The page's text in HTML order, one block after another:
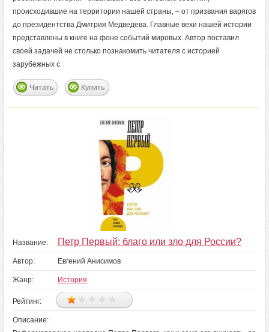
происходившие на территории нашей страны, – от призвания варягов
до президентства Дмитрия Медведева. Главные вехи нашей истории
представлены в книге на фоне событий мировых. Автор поставил
своей задачей не столько познакомить читателя с историей
зарубежных с
Читать Купить
Название: Петр Первый: благо или зло для России?
Автор: Евгений Анисимов
Жанр: История
Рейтинг:
Описание: